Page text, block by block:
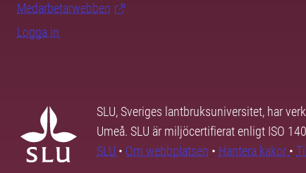
Medarbetarwebben
Logga in
SLU, Sveriges lantbruksuniversitet, har
Umeå. SLU är miljöcertifierat enligt ISO
SLU • Om webbplatsen • Hantera kakor •